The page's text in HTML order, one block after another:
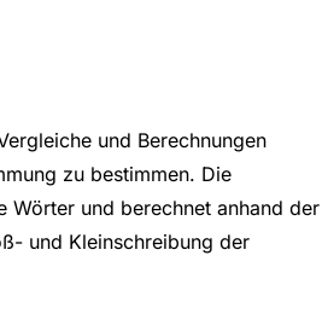
und Berechnungen
zu bestimmen. Die
Wörter und berechnet anhand der
und Kleinschreibung der